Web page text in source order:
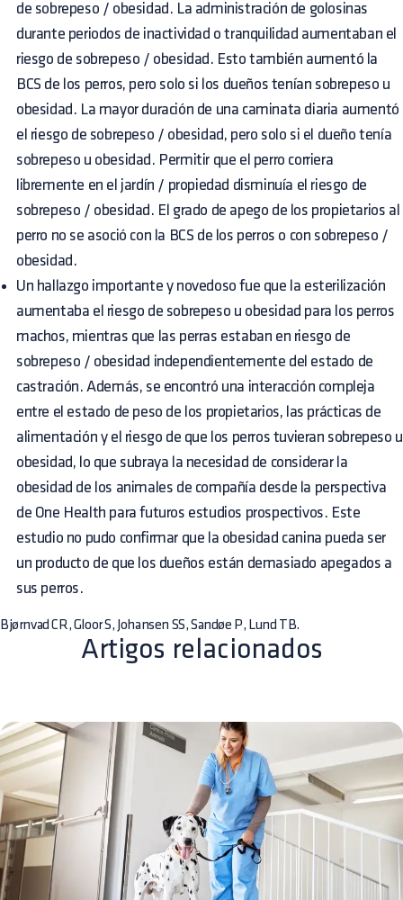
de sobrepeso / obesidad. La administración de golosinas
durante periodos de inactividad o tranquilidad aumentaban el
riesgo de sobrepeso / obesidad. Esto también aumentó la
BCS de los perros, pero solo si los dueños tenían sobrepeso u
obesidad. La mayor duración de una caminata diaria aumentó
el riesgo de sobrepeso / obesidad, pero solo si el dueño tenía
sobrepeso u obesidad. Permitir que el perro corriera
libremente en el jardín / propiedad disminuía el riesgo de
sobrepeso / obesidad. El grado de apego de los propietarios al
perro no se asoció con la BCS de los perros o con sobrepeso /
obesidad.
Un hallazgo importante y novedoso fue que la esterilización
aumentaba el riesgo de sobrepeso u obesidad para los perros
machos, mientras que las perras estaban en riesgo de
sobrepeso / obesidad independientemente del estado de
castración. Además, se encontró una interacción compleja
entre el estado de peso de los propietarios, las prácticas de
alimentación y el riesgo de que los perros tuvieran sobrepeso u
obesidad, lo que subraya la necesidad de considerar la
obesidad de los animales de compañía desde la perspectiva
de One Health para futuros estudios prospectivos. Este
estudio no pudo confirmar que la obesidad canina pueda ser
un producto de que los dueños están demasiado apegados a
sus perros.
Bjørnvad CR, Gloor S, Johansen SS, Sandøe P, Lund TB.
Artigos relacionados